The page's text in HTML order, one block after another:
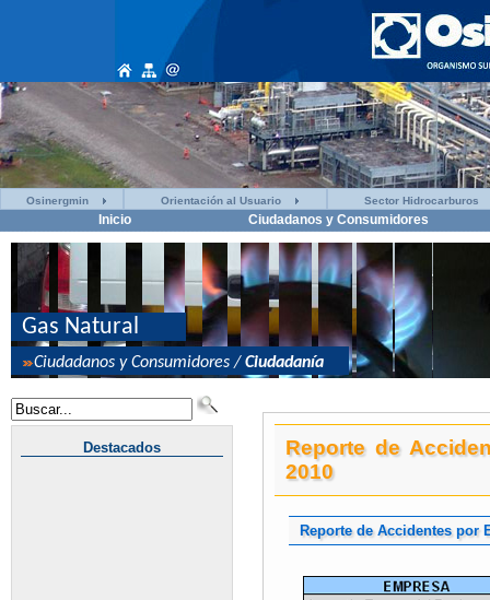
Osinergmin Orientación al Usuario Sector Hidrocarburos
Inicio Ciudadanos y Consumidores